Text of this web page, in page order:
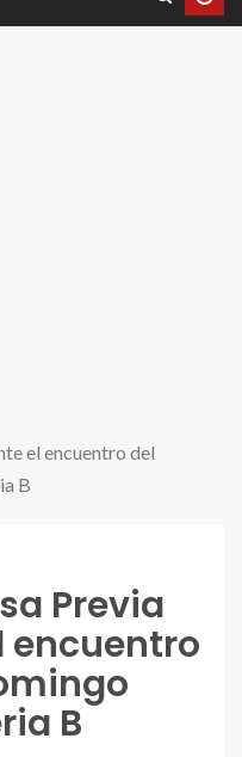
el encuentro del
B
Previa
encuentro
B